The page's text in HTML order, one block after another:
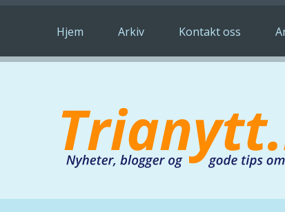
Hjem Arkiv Kontakt oss